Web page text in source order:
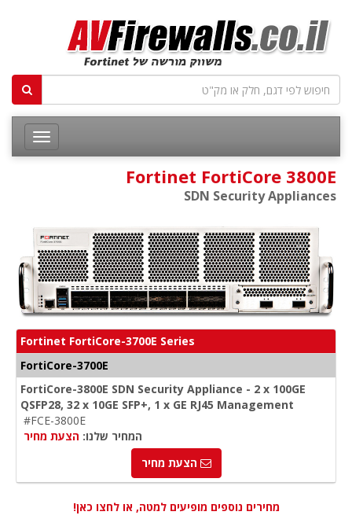
Fortinet FortiCore 3800E
SDN Security Appliances
Fortinet FortiCore-3700E Series
FortiCore-3700E
FortiCore-3800E SDN Security Appliance - 2 x 100GE
QSFP28, 32 x 10GE SFP+, 1 x GE RJ45 Management
#FCE-3800E
המחיר שלנו: הצעת מחיר
הצעת מחיר
מחירים נוספים מופיעים למטה, או לחצו כאן!